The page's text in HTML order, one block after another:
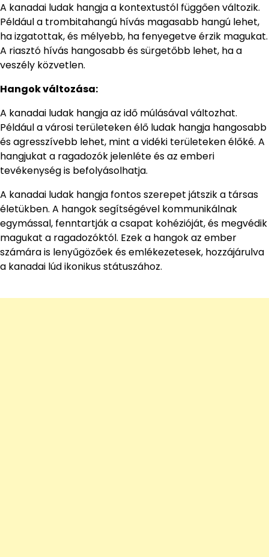
A kanadai ludak hangja a kontextustól függően változik.
Például a trombitahangú hívás magasabb hangú lehet,
ha izgatottak, és mélyebb, ha fenyegetve érzik magukat.
A riasztó hívás hangosabb és sürgetőbb lehet, ha a
veszély közvetlen.
Hangok változása:
A kanadai ludak hangja az idő múlásával változhat.
Például a városi területeken élő ludak hangja hangosabb
és agresszívebb lehet, mint a vidéki területeken élőké. A
hangjukat a ragadozók jelenléte és az emberi
tevékenység is befolyásolhatja.
A kanadai ludak hangja fontos szerepet játszik a társas
életükben. A hangok segítségével kommunikálnak
egymással, fenntartják a csapat kohézióját, és megvédik
magukat a ragadozóktól. Ezek a hangok az ember
számára is lenyűgözőek és emlékezetesek, hozzájárulva
a kanadai lúd ikonikus státuszához.